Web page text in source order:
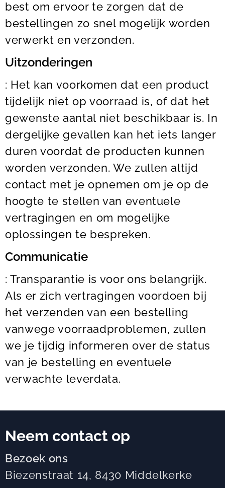
best om ervoor te zorgen dat de
bestellingen zo snel mogelijk worden
verwerkt en verzonden.
Uitzonderingen
: Het kan voorkomen dat een product
tijdelijk niet op voorraad is, of dat het
gewenste aantal niet beschikbaar is. In
dergelijke gevallen kan het iets langer
duren voordat de producten kunnen
worden verzonden. We zullen altijd
contact met je opnemen om je op de
hoogte te stellen van eventuele
vertragingen en om mogelijke
oplossingen te bespreken.
Communicatie
: Transparantie is voor ons belangrijk.
Als er zich vertragingen voordoen bij
het verzenden van een bestelling
vanwege voorraadproblemen, zullen
we je tijdig informeren over de status
van je bestelling en eventuele
verwachte leverdata.
Neem contact op
Bezoek ons
Biezenstraat 14, 8430 Middelkerke